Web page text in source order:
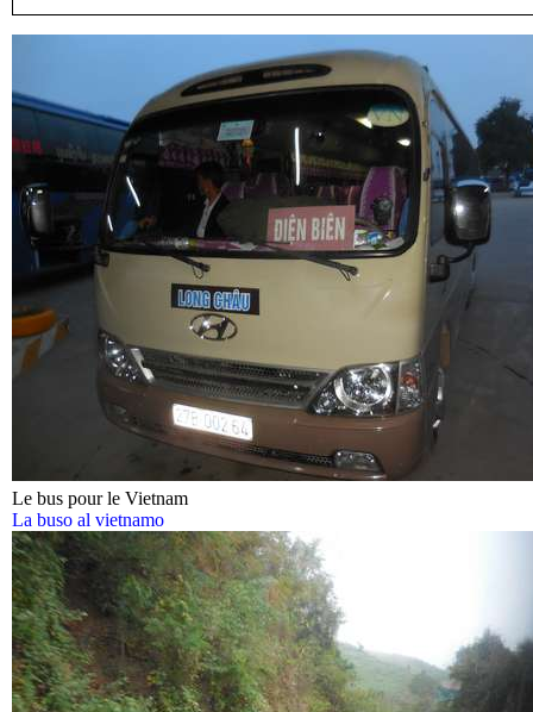
Le bus pour le Vietnam
La buso al vietnamo